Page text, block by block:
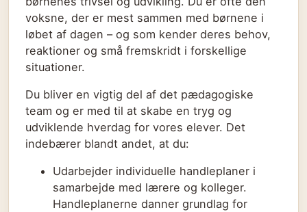
voksne, der er mest sammen med børnene i
løbet af dagen – og som kender deres behov,
reaktioner og små fremskridt i forskellige
situationer.
Du bliver en vigtig del af det pædagogiske
team og er med til at skabe en tryg og
udviklende hverdag for vores elever. Det
indebærer blandt andet, at du:
Udarbejder individuelle handleplaner i
samarbejde med lærere og kolleger.
Handleplanerne danner grundlag for